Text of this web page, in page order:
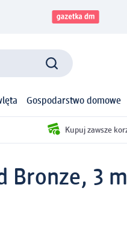
Gospodarstwo domowe
Kupuj zawsze
Bronze, 3